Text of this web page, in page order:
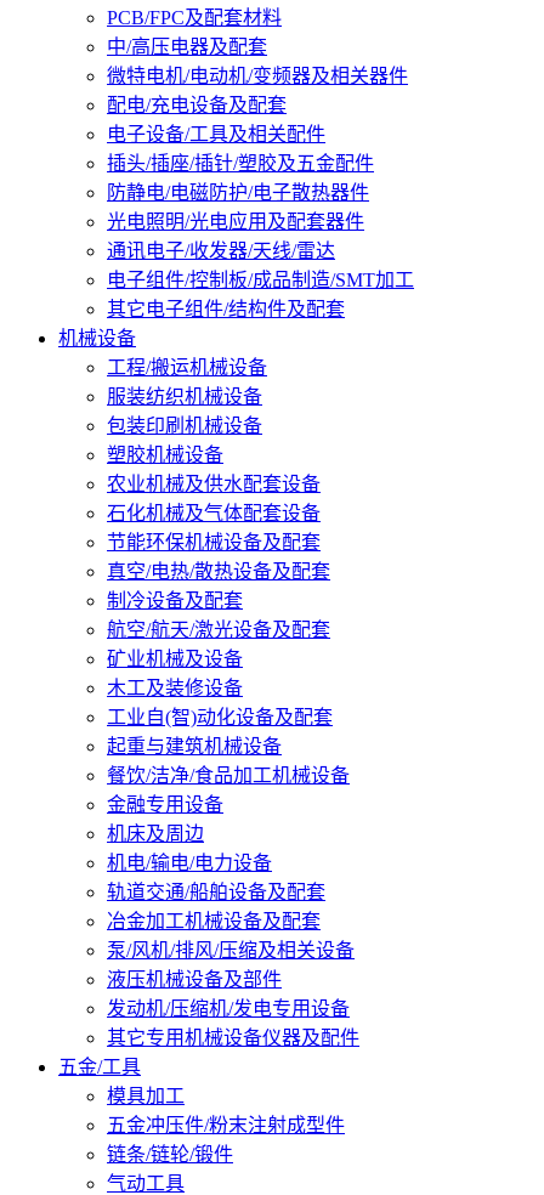
PCB/FPC及配套材料
中/高压电器及配套
微特电机/电动机/变频器及相关器件
配电/充电设备及配套
电子设备/工具及相关配件
插头/插座/插针/塑胶及五金配件
防静电/电磁防护/电子散热器件
光电照明/光电应用及配套器件
通讯电子/收发器/天线/雷达
电子组件/控制板/成品制造/SMT加工
其它电子组件/结构件及配套
机械设备
工程/搬运机械设备
服装纺织机械设备
包装印刷机械设备
塑胶机械设备
农业机械及供水配套设备
石化机械及气体配套设备
节能环保机械设备及配套
真空/电热/散热设备及配套
制冷设备及配套
航空/航天/激光设备及配套
矿业机械及设备
木工及装修设备
工业自(智)动化设备及配套
起重与建筑机械设备
餐饮/洁净/食品加工机械设备
金融专用设备
机床及周边
机电/输电/电力设备
轨道交通/船舶设备及配套
冶金加工机械设备及配套
泵/风机/排风/压缩及相关设备
液压机械设备及部件
发动机/压缩机/发电专用设备
其它专用机械设备仪器及配件
五金/工具
模具加工
五金冲压件/粉末注射成型件
链条/链轮/锻件
气动工具